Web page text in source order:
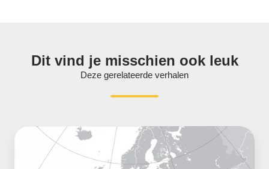
Dit vind je misschien ook leuk
Deze gerelateerde verhalen
Oorlog
Oekraïne